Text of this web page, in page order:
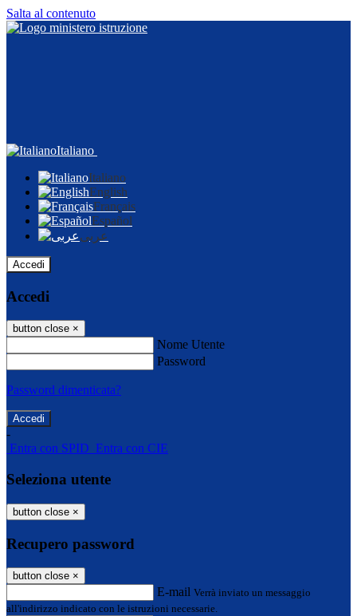
Salta al contenuto
Italiano
Italiano
English
Français
Español
عربى
Accedi
Accedi
button close ×
Nome Utente
Password
Password dimenticata?
-
Entra con SPID Entra con CIE
Seleziona utente
button close ×
Recupero password
button close ×
E-mail Verrà inviato un messaggio
all'indirizzo indicato con le istruzioni necessarie.